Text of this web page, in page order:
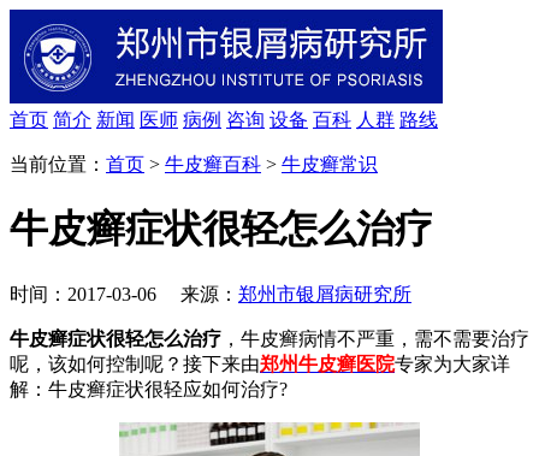
首页 简介 新闻 医师 病例 咨询 设备 百科 人群 路线
当前位置： 首页 > 牛皮癣百科 > 牛皮癣常识
牛皮癣症状很轻怎么治疗
时间：2017-03-06 来源： 郑州市银屑病研究所
牛皮癣症状很轻怎么治疗 ，牛皮癣病情不严重，需不需要治疗
呢，该如何控制呢？接下来由郑州牛皮癣医院专家为大家详
解：牛皮癣症状很轻应如何治疗?